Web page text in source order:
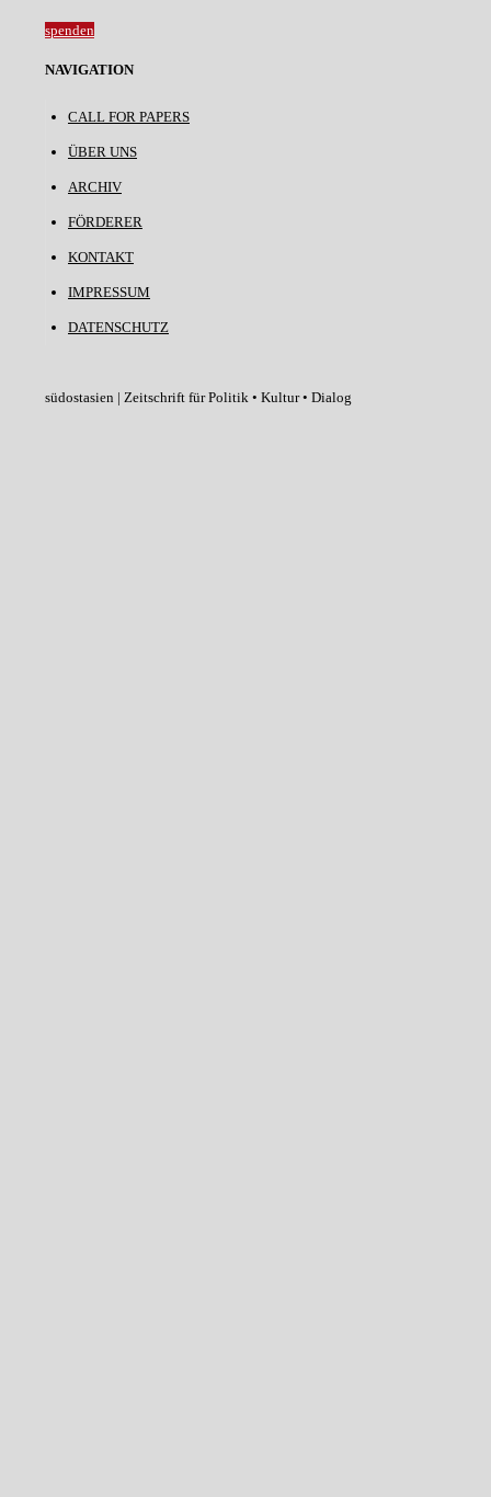
spenden
NAVIGATION
CALL FOR PAPERS
ÜBER UNS
ARCHIV
FÖRDERER
KONTAKT
IMPRESSUM
DATENSCHUTZ
südostasien | Zeitschrift für Politik • Kultur • Dialog